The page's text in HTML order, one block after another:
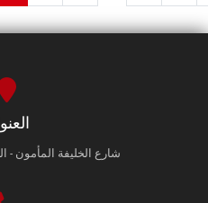
شارع الخليفة المأمون -